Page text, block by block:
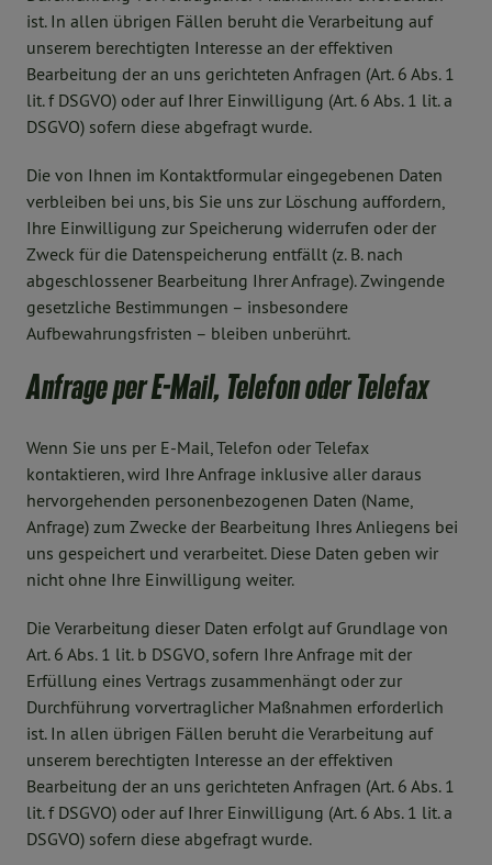
ist. In allen übrigen Fällen beruht die Verarbeitung auf
unserem berechtigten Interesse an der effektiven
Bearbeitung der an uns gerichteten Anfragen (Art. 6 Abs. 1
lit. f DSGVO) oder auf Ihrer Einwilligung (Art. 6 Abs. 1 lit. a
DSGVO) sofern diese abgefragt wurde.
Die von Ihnen im Kontaktformular eingegebenen Daten
verbleiben bei uns, bis Sie uns zur Löschung auffordern,
Ihre Einwilligung zur Speicherung widerrufen oder der
Zweck für die Datenspeicherung entfällt (z. B. nach
abgeschlossener Bearbeitung Ihrer Anfrage). Zwingende
gesetzliche Bestimmungen – insbesondere
Aufbewahrungsfristen – bleiben unberührt.
Anfrage per E-Mail, Telefon oder Telefax
Wenn Sie uns per E-Mail, Telefon oder Telefax
kontaktieren, wird Ihre Anfrage inklusive aller daraus
hervorgehenden personenbezogenen Daten (Name,
Anfrage) zum Zwecke der Bearbeitung Ihres Anliegens bei
uns gespeichert und verarbeitet. Diese Daten geben wir
nicht ohne Ihre Einwilligung weiter.
Die Verarbeitung dieser Daten erfolgt auf Grundlage von
Art. 6 Abs. 1 lit. b DSGVO, sofern Ihre Anfrage mit der
Erfüllung eines Vertrags zusammenhängt oder zur
Durchführung vorvertraglicher Maßnahmen erforderlich
ist. In allen übrigen Fällen beruht die Verarbeitung auf
unserem berechtigten Interesse an der effektiven
Bearbeitung der an uns gerichteten Anfragen (Art. 6 Abs. 1
lit. f DSGVO) oder auf Ihrer Einwilligung (Art. 6 Abs. 1 lit. a
DSGVO) sofern diese abgefragt wurde.